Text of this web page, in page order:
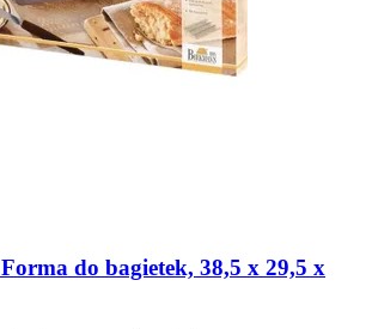
Forma do bagietek, 38,5 x 29,5 x